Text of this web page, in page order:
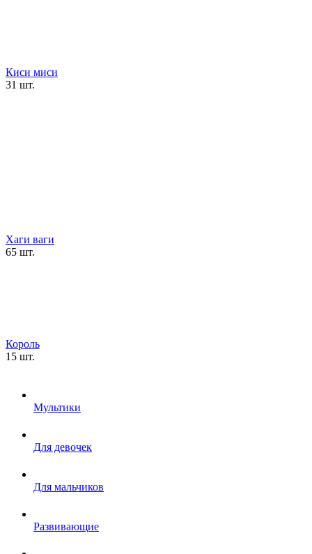
Киси миси
31 шт.
Хаги ваги
65 шт.
Король
15 шт.
Мультики
Для девочек
Для мальчиков
Развивающие